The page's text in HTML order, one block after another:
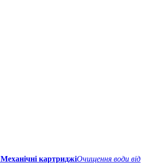
Механічні картриджіОчищення води від